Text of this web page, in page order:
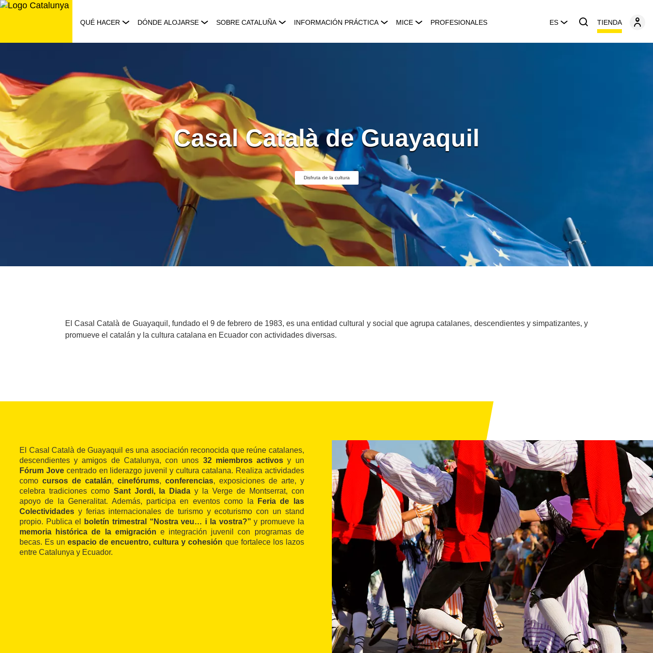
Saltar
QUÉ HACER DÓNDE ALOJARSE SOBRE CATALUÑA INFORMACIÓN PRÁCTICA MICE PROFESIONALES ES TIENDA
Casal Català de Guayaquil
Disfruta de la cultura
El Casal Català de Guayaquil, fundado el 9 de febrero de 1983, es una entidad cultural y social que agrupa catalanes, descendientes y simpatizantes, y
promueve el catalán y la cultura catalana en Ecuador con actividades diversas.
El Casal Català de Guayaquil es una asociación reconocida que reúne catalanes,
descendientes y amigos de Catalunya, con unos 32 miembros activos y un
Fórum Jovecentrado en liderazgo juvenil y cultura catalana. Realiza actividades
como cursos de catalán, cinefórums, conferencias, exposiciones de arte, y
celebra tradiciones como Sant Jordi, la Diada y la Verge de Montserrat, con
apoyo de la Generalitat. Además, participa en eventos como la
Feria de las
Colectividades y ferias internacionales de turismo y ecoturismo con un stand
propio. Publica el
boletín trimestral “Nostra veu… i la vostra?” y promueve la
memoria histórica de la emigración e integración juvenil con programas de
becas. Es unespacio de encuentro, cultura y cohesión que fortalece los lazos
entre Catalunya y Ecuador.